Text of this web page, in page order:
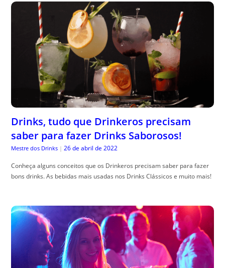
Drinks, tudo que Drinkeros precisam
saber para fazer Drinks Saborosos!
Mestre dos Drinks | 26 de abril de 2022
Conheça alguns conceitos que os Drinkeros precisam saber para fazer
bons drinks. As bebidas mais usadas nos Drinks Clássicos e muito mais!